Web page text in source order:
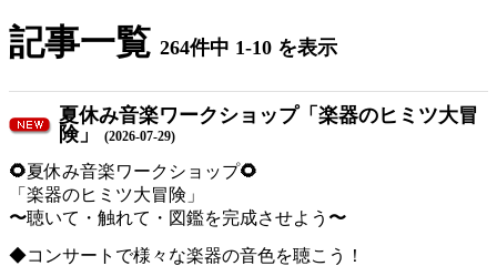
記事一覧 264件中 1-10 を表示
夏休み音楽ワークショップ「楽器のヒミツ大冒
険」
(2026-07-29)
🌻夏休み音楽ワークショップ🌻
「楽器のヒミツ大冒険」
〜聴いて・触れて・図鑑を完成させよう 〜
◆コンサートで様々な楽器の音色を聴こう！